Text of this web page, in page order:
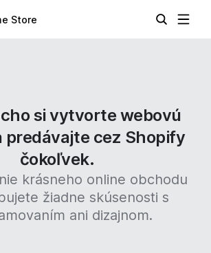
Store
si vytvorte webovú
predávajte cez Shopify
čokoľvek.
krásneho online obchodu
žiadne skúsenosti s
ani dizajnom.